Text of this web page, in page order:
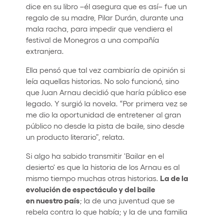
dice en su libro –él asegura que es así– fue un
regalo de su madre, Pilar Durán, durante una
mala racha, para impedir que vendiera el
festival de Monegros a una compañía
extranjera.
Ella pensó que tal vez cambiaría de opinión si
leía aquellas historias. No solo funcionó, sino
que Juan Arnau decidió que haría público ese
legado. Y surgió la novela. “Por primera vez se
me dio la oportunidad de entretener al gran
público no desde la pista de baile, sino desde
un producto literario”, relata.
Si algo ha sabido transmitir 'Bailar en el
desierto' es que la historia de los Arnau es al
mismo tiempo muchas otras historias. La de la
evolución de espectáculo y del baile
en nuestro país; la de una juventud que se
rebela contra lo que había; y la de una familia